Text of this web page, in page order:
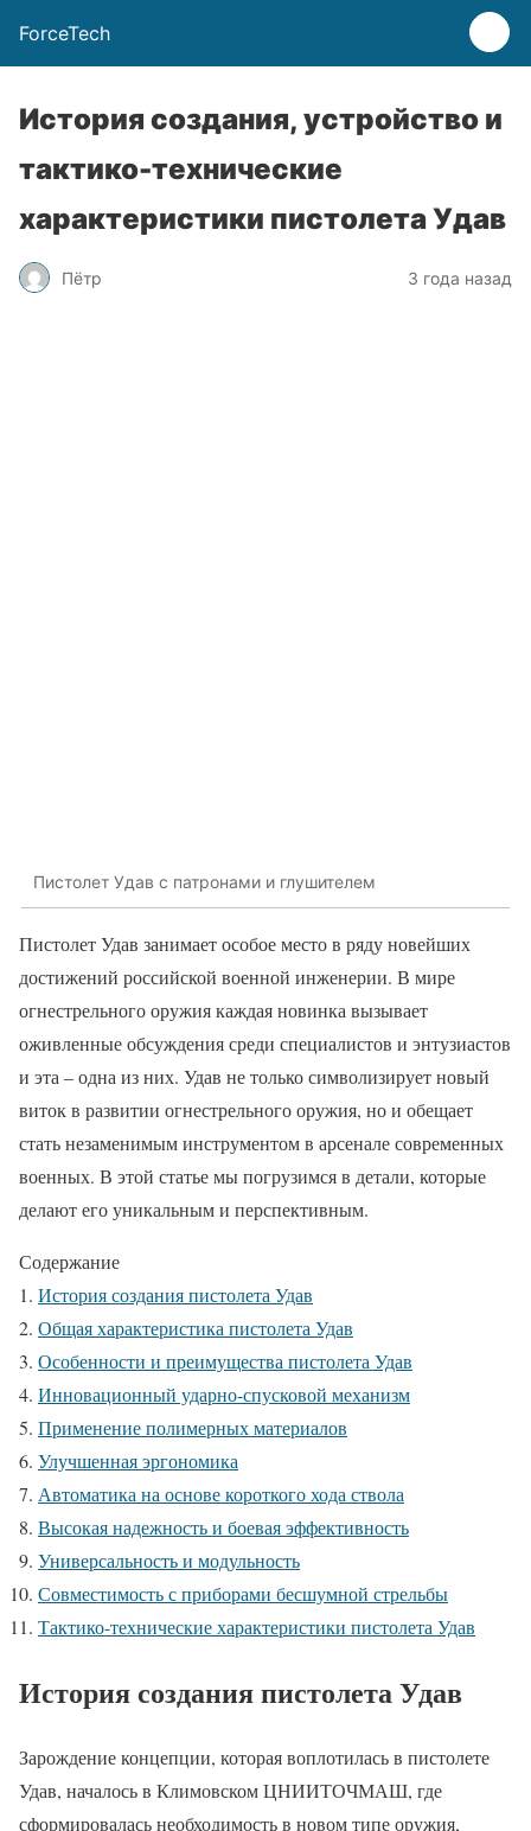
ForceTech
История создания, устройство и
тактико-технические
характеристики пистолета Удав
Пётр 3 года назад
Пистолет Удав с патронами и глушителем
Пистолет Удав занимает особое место в ряду новейших
достижений российской военной инженерии. В мире
огнестрельного оружия каждая новинка вызывает
оживленные обсуждения среди специалистов и энтузиастов
и эта – одна из них. Удав не только символизирует новый
виток в развитии огнестрельного оружия, но и обещает
стать незаменимым инструментом в арсенале современных
военных. В этой статье мы погрузимся в детали, которые
делают его уникальным и перспективным.
Содержание
История создания пистолета Удав
Общая характеристика пистолета Удав
Особенности и преимущества пистолета Удав
Инновационный ударно-спусковой механизм
Применение полимерных материалов
Улучшенная эргономика
Автоматика на основе короткого хода ствола
Высокая надежность и боевая эффективность
Универсальность и модульность
Совместимость с приборами бесшумной стрельбы
Тактико-технические характеристики пистолета Удав
История создания пистолета Удав
Зарождение концепции, которая воплотилась в пистолете
Удав, началось в Климовском ЦНИИТОЧМАШ, где
сформировалась необходимость в новом типе оружия,